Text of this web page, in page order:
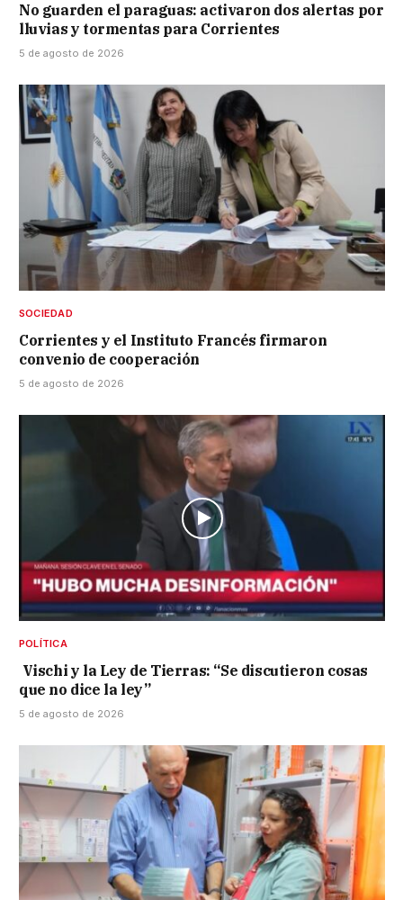
No guarden el paraguas: activaron dos alertas por
lluvias y tormentas para Corrientes
5 de agosto de 2026
SOCIEDAD
Corrientes y el Instituto Francés firmaron
convenio de cooperación
5 de agosto de 2026
POLÍTICA
Vischi y la Ley de Tierras: “Se discutieron cosas
que no dice la ley”
5 de agosto de 2026